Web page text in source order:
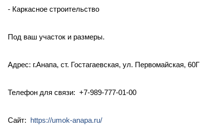
- Каркасное строительство
Под ваш участок и размеры.
Адрес: г.Анапа, ст. Гостагаевская, ул. Первомайская, 60Г
Телефон для связи: +7-989-777-01-00
Сайт: https://umok-anapa.ru/